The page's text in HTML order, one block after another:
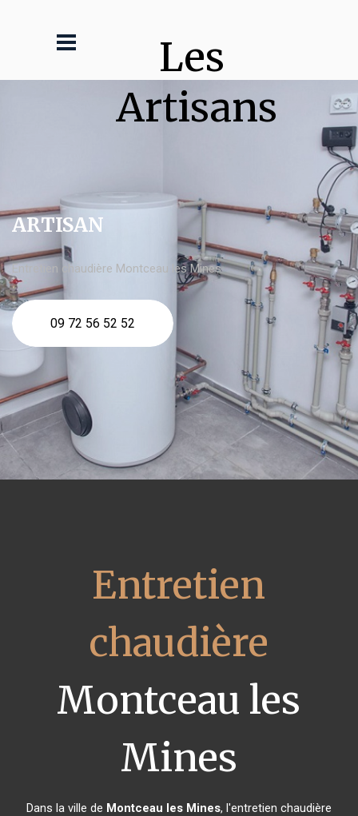
Les
Artisans
ARTISAN
Entretien chaudière Montceau les Mines
09 72 56 52 52
Entretien
chaudière
Montceau les
Mines
Dans la ville de Montceau les Mines, l'entretien chaudière